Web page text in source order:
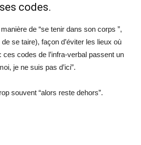
codes.
de “se tenir dans son corps ”,
se taire), façon d’éviter les lieux où
ces codes de l’infra-verbal passent un
je ne suis pas d’ici”.
souvent “alors reste dehors”.